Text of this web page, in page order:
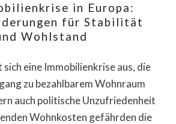
in Europa:
für Stabilität
Wohlstand
sich eine Immobilienkrise aus, die
zu bezahlbarem Wohnraum
auch politische Unzufriedenheit
Wohnkosten gefährden die